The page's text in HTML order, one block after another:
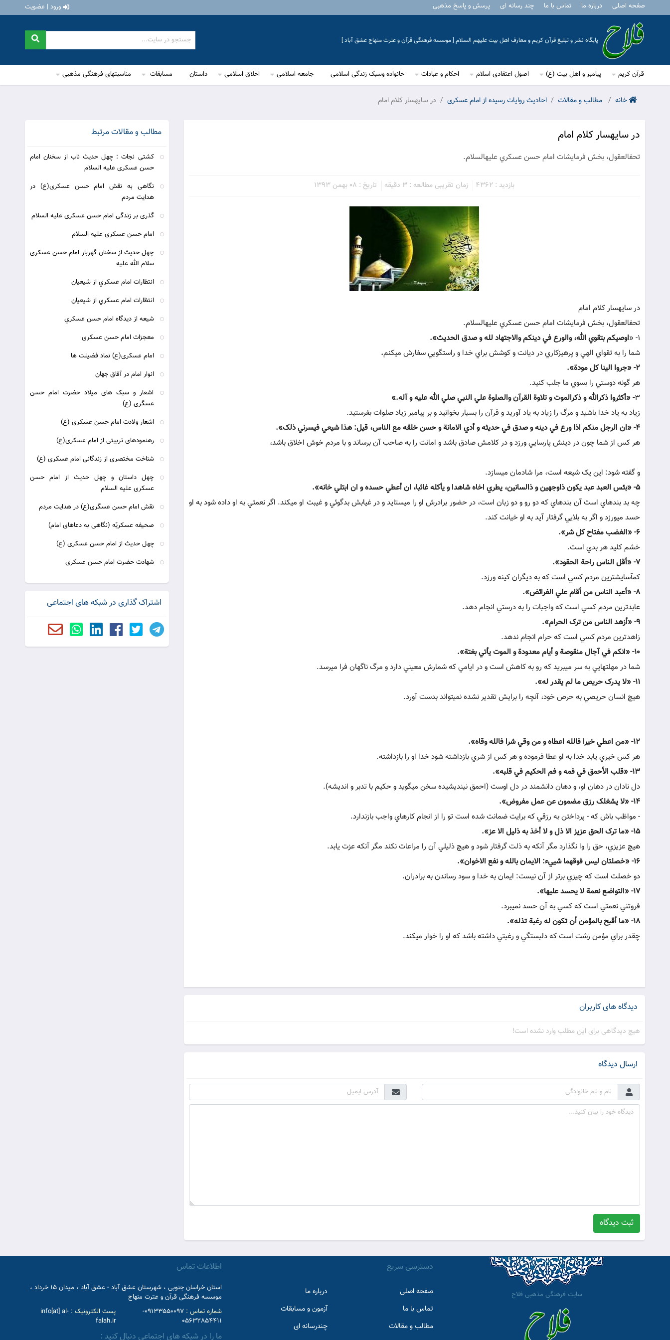
صفحه اصلی درباره ما تماس با ما چند رسانه ای پرسش و پاسخ مذهبی ورود | عضویت
پایگاه نشر و تبلیغ قرآن کریم و معارف اهل بیت علیهم السلام [ موسسه فرهنگی قرآن و عترت منهاج عشق آباد ]
قرآن کریم پیامبر و اهل بیت (ع) اصول اعتقادی اسلام احکام و عبادات خانواده وسبک زندگی اسلامی جامعه اسلامی اخلاق اسلامی داستان مسابقات مناسبتهای فرهنگی مذهبی
خانه مطالب و مقالات احادیث روایات رسیده از امام عسکری در سايه‏سار کلام امام
در سايه‏سار کلام امام
تحف‏العقول، بخش فرمايشات امام حسن عسکري عليه‏السلام.
بازدید : 4362 زمان تقریبی مطالعه : 3 دقیقه تاریخ : 08 بهمن 1393
در سايه‏سار کلام امام
تحف‏العقول، بخش فرمايشات امام حسن عسکري عليه‏السلام.
1- «
اوصيکم بتقوي الله، والورع في دينکم والاجتهاد لله و صدق الحديث».
شما را به تقواي الهي و پرهيزکاري در ديانت و کوشش براي خدا و راستگويي سفارش مي‏کنم.
2- «جروا الينا کل مودة».
هر گونه دوستي را بسوي ما جلب کنيد.
3- «أکثروا ذکرالله و ذکرالموت و تلاوة القرآن والصلوة علي النبي صلي الله عليه و آله.»
زياد به ياد خدا باشيد و مرگ را زياد به ياد آوريد و قرآن را بسيار بخوانيد و بر پيامبر زياد صلوات بفرستيد.
4- «ان الرجل منکم اذا ورع في دينه و صدق في حديثه و أدي الامانة و حسن خلقه مع الناس، قيل: هذا شيعي فيسرني ذلک».
هر کس از شما چون در دينش پارسايي ورزد و در کلامش صادق باشد و امانت را به صاحب آن برساند و با مردم خوش اخلاق باشد،
و گفته شود: اين يک شيعه است، مرا شادمان مي‏سازد.
5- «بئس العبد عبد يکون ذاوجهين و ذالسانين، يطري اخاه شاهدا و يأکله غائبا، ان أعطي حسده و ان ابتلي خانه».
چه بد بنده‏اي است آن بنده‏اي که دو رو و دو زبان است، در حضور برادرش او را مي‏ستايد و در غيابش بدگوئي و غيبت او مي‏کند. اگر نعمتي به او داده شود به او
حسد مي‏ورزد و اگر به بلايي گرفتار آيد به او خيانت کند.
6- «الغضب مفتاح کل شر».
خشم کليد هر بدي است.
7- «أقل الناس راحة الحقود».
کم‏آسايش‏ترين مردم کسي است که به ديگران کينه ورزد.
8- «أعبد الناس من أقام علي الفرائض».
عابدترين مردم کسي است که واجبات را به درستي انجام دهد.
9- «أزهد الناس من ترک الحرام».
زاهدترين مردم کسي است که حرام انجام ندهد.
10- «انکم في آجال منقوصة و أيام معدودة و الموت يأتي بغتة».
شما در مهلت‏هايي به سر مي‏بريد که رو به کاهش است و در ايامي که شمارش معيني دارد و مرگ ناگهان فرا مي‏رسد.
11- «لا يدرک حريص ما لم يقدر له».
هيچ انسان حريصي به حرص خود، آنچه را برايش تقدير نشده نمي‏تواند بدست آورد.
12- «من اعطي خيرا فالله اعطاه و من وقي شرا فالله وقاه».
هر کس خيري يابد خدا به او عطا فرموده و هر کس از شري بازداشته شود خدا او را بازداشته.
13- «قلب الأحمق في فمه و فم الحکيم في قلبه».
دل نادان در دهان او، و دهان دانشمند در دل اوست (احمق نينديشيده سخن مي‏گويد و حکيم با تدبر و انديشه).
14- «لا يشغلک رزق مضمون عن عمل مفروض».
- مواظب باش که - پرداختن به رزقي که برايت ضمانت شده است تو را از انجام کارهاي واجب بازندارد.
15- «ما ترک الحق عزيز الا ذل و لا أخذ به ذليل الا عز».
هيچ عزيزي، حق را وا نگذارد مگر آنکه به ذلت گرفتار شود و هيچ ذليلي آن را مراعات نکند مگر آنکه عزت يابد.
16- «خصلتان ليس فوقهما شيي‏ء: الايمان بالله و نفع الاخوان».
دو خصلت است که چيزي برتر از آن نيست: ايمان به خدا و سود رساندن به برادران.
17- «التواضع نعمة لا يحسد عليها».
فروتني نعمتي است که کسي به آن حسد نمي‏برد.
18- «ما أقبح بالمؤمن أن تکون له رغبة تذله».
چقدر براي مؤمن زشت است که دلبستگي و رغبتي داشته باشد که او را خوار مي‏کند.
دیدگاه های کاربران
هیچ دیدگاهی برای این مطلب وارد نشده است!
ارسال دیدگاه
ثبت دیدگاه
مطالب و مقالات مرتبط
کشتی نجات : چهل حدیث ناب از سخنان امام
حسن عسکری علیه السلام
نگاهی به نقش امام حسن عسکری(ع) در
هدایت مردم
گذری بر زندگی امام حسن عسکری علیه السلام
امام حسن عسکری علیه السلام
چهل حدیث از سخنان گهربار امام حسن عسکری
سلام الله علیه
انتظارات امام عسکري از شيعيان
انتظارات امام عسکري از شيعيان
شيعه از ديدگاه امام حسن عسکري
معجزات امام حسن عسکری
امام عسکری(ع) نماد فضیلت ها
انوار امام در آفاق جهان
اشعار و سبک های میلاد حضرت امام حسن
عسگری (ع)
اشعار ولادت امام حسن عسکری (ع)
رهنمودهای تربیتی از امام عسکری(ع)
شناخت مختصرى از زندگانى امام عسكرى (ع)
چهل داستان و چهل حديث از امام حسن
عسكرى عليه السلام
نقش امام حسن عسگری(ع) در هدایت مردم
صحيفه عسكريّه (نگاهى به دعاهاى امام)
چهل حدیث از امام حسن عسکری (ع)
شهادت حضرت امام حسن عسكرى‏
اشتراک گذاری در شبکه های اجتماعی
سایت فرهنگی مذهبی فلاح
دسترسی سریع
صفحه اصلی
درباره ما
تماس با ما
آزمون و مسابقات
مطالب و مقالات
چندرسانه ای
اطلاعات تماس
استان خراسان جنوبی ، شهرستان عشق آباد - عشق آباد ، میدان 15 خرداد ،
موسسه فرهنگی قرآن و عترت منهاج
شماره تماس :
09133550097-
05632854411
پست الکترونیک : info[at] al-
falah.ir
ما را در شبکه های اجتماعی دنبال کنید :